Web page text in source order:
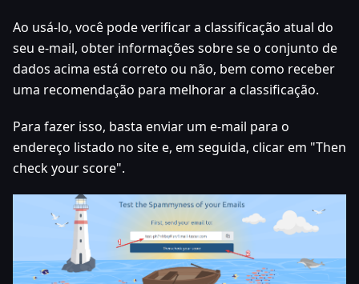
Ao usá-lo, você pode verificar a classificação atual do
seu e-mail, obter informações sobre se o conjunto de
dados acima está correto ou não, bem como receber
uma recomendação para melhorar a classificação.
Para fazer isso, basta enviar um e-mail para o
endereço listado no site e, em seguida, clicar em "Then
check your score".